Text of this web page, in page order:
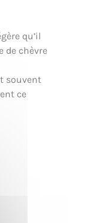
qu’il
de chèvre
souvent
ce